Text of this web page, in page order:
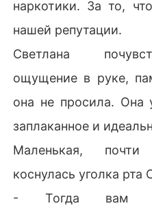
наркотики. За то,
нашей репутации.
Светлана
ощущение в руке,
она не просила. Она
заплаканное и
Маленькая,
коснулась уголка рта
- Тогда вам